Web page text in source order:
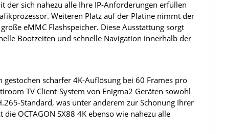
der sich nahezu alle Ihre IP-Anforderungen erfüllen
Weiteren Platz auf der Platine nimmt der
eMMC Flashspeicher. Diese Ausstattung sorgt
Bootzeiten und schnelle Navigation innerhalb der
gestochen scharfer 4K-Auflösung bei 60 Frames pro
TV Client-System von Enigma2 Geräten sowohl
Standard, was unter anderem zur Schonung Ihrer
OCTAGON SX88 4K ebenso wie nahezu alle